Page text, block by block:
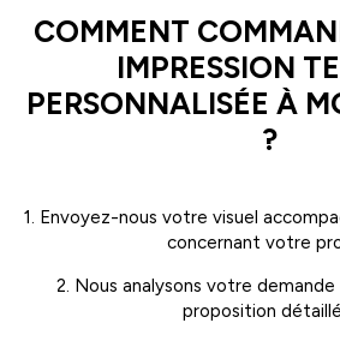
COMMENT
IMPRESSION
PERSONNALISÉE À
?
1. Envoyez-nous votre visuel
concernant votre
2. Nous analysons votre
proposition